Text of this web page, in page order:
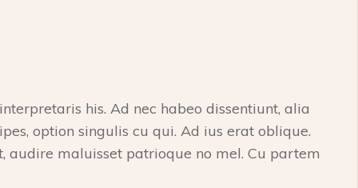
his. Ad nec habeo dissentiunt, alia
option singulis cu qui. Ad ius erat oblique.
audire maluisset patrioque no mel. Cu partem